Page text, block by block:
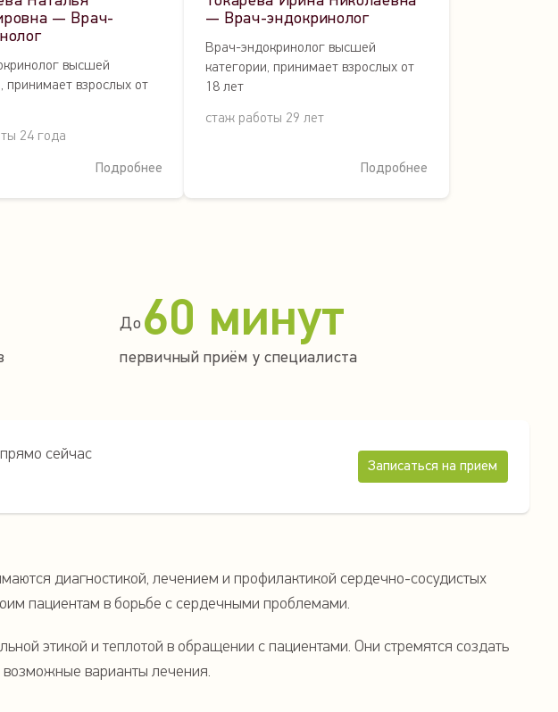
— Врач-
высшей
принимает взрослых от
24 года
Подробнее
— Врач-эндокринолог
Врач-эндокринолог высшей
категории, принимает взрослых от
18 лет
стаж работы 29 лет
Подробнее
До 60 минут
первичный приём у специалиста
сейчас
Записаться на прием
диагностикой, лечением и профилактикой сердечно-сосудистых
пациентам в борьбе с сердечными проблемами.
этикой и теплотой в обращении с пациентами. Они стремятся создать
варианты лечения.